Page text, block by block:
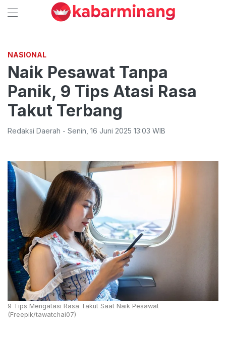
NASIONAL
Naik Pesawat Tanpa
Panik, 9 Tips Atasi Rasa
Takut Terbang
Redaksi Daerah - Senin 16 Juni 2025 13:03 WIB
9 Tips Mengatasi Rasa Takut Saat Naik Pesawat
(Freepik/tawatchai07)